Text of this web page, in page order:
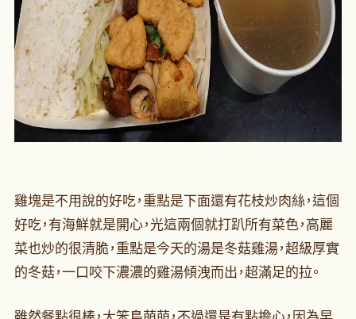
雞塊是不用說的好吃，重點是下面還有花枝炒肉絲，這個
好吃，有海鮮就是開心，光這兩個就打趴所有菜色，高麗
菜也炒的很清脆，重點是今天的湯是冬菇雞湯，超級厚實
的冬菇，一口咬下濃濃的雞湯傾洩而出，超滿足的拉。